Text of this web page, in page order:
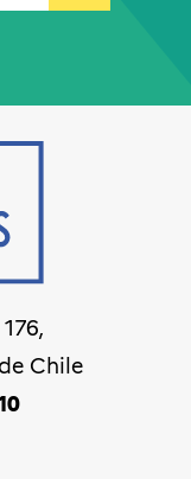
Chile